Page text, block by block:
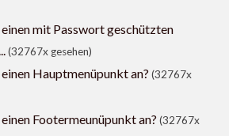
mit Passwort geschützten
(32767x gesehen)
Hauptmenüpunkt an? (32767x
Footermeunüpunkt an? (32767x